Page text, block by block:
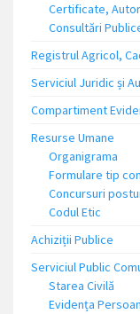
Certificate,
Consultări
Registrul Agricol,
Serviciul Juridic și
Compartiment
Resurse Umane
Organigrama
Formulare tip
Concursuri
Codul Etic
Achiziții Publice
Serviciul Public
Starea Civilă
Evidența